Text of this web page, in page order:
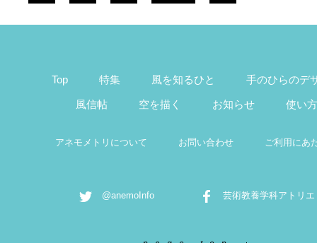
Top 特集 風を知るひと 手のひらのデ
風信帖 空を描く お知らせ 使い方
アネモメトリについて お問い合わせ ご利用にあ
@anemoInfo 芸術教養学科アトリエ